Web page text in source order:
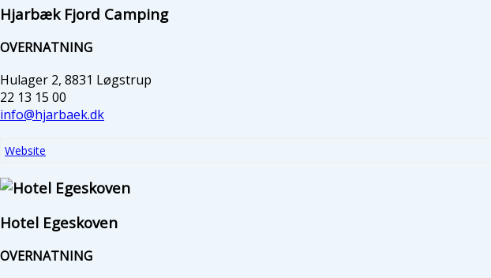
Hjarbæk Fjord Camping
OVERNATNING
Hulager 2, 8831 Løgstrup
22 13 15 00
info@hjarbaek.dk
Website
Hotel Egeskoven
OVERNATNING